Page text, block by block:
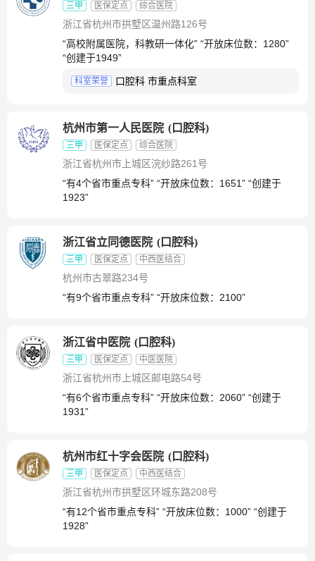
三甲 医保定点 综合医院
浙江省杭州市拱墅区温州路126号
“高校附属医院，科教研一体化” “开放床位数：1280”
“创建于1949”
科室荣誉 口腔科 市重点科室
杭州市第一人民医院 ( 口腔科)
三甲 医保定点 综合医院
浙江省杭州市上城区浣纱路261号
“有4个省市重点专科” “开放床位数：1651” “创建于
1923”
浙江省立同德医院 ( 口腔科)
三甲 医保定点 中西医结合
杭州市古翠路234号
“有9个省市重点专科” “开放床位数：2100”
浙江省中医院 ( 口腔科)
三甲 医保定点 中医医院
浙江省杭州市上城区邮电路54号
“有6个省市重点专科” “开放床位数：2060” “创建于
1931”
杭州市红十字会医院 ( 口腔科)
三甲 医保定点 中西医结合
浙江省杭州市拱墅区环城东路208号
“有12个省市重点专科” “开放床位数：1000” “创建于
1928”